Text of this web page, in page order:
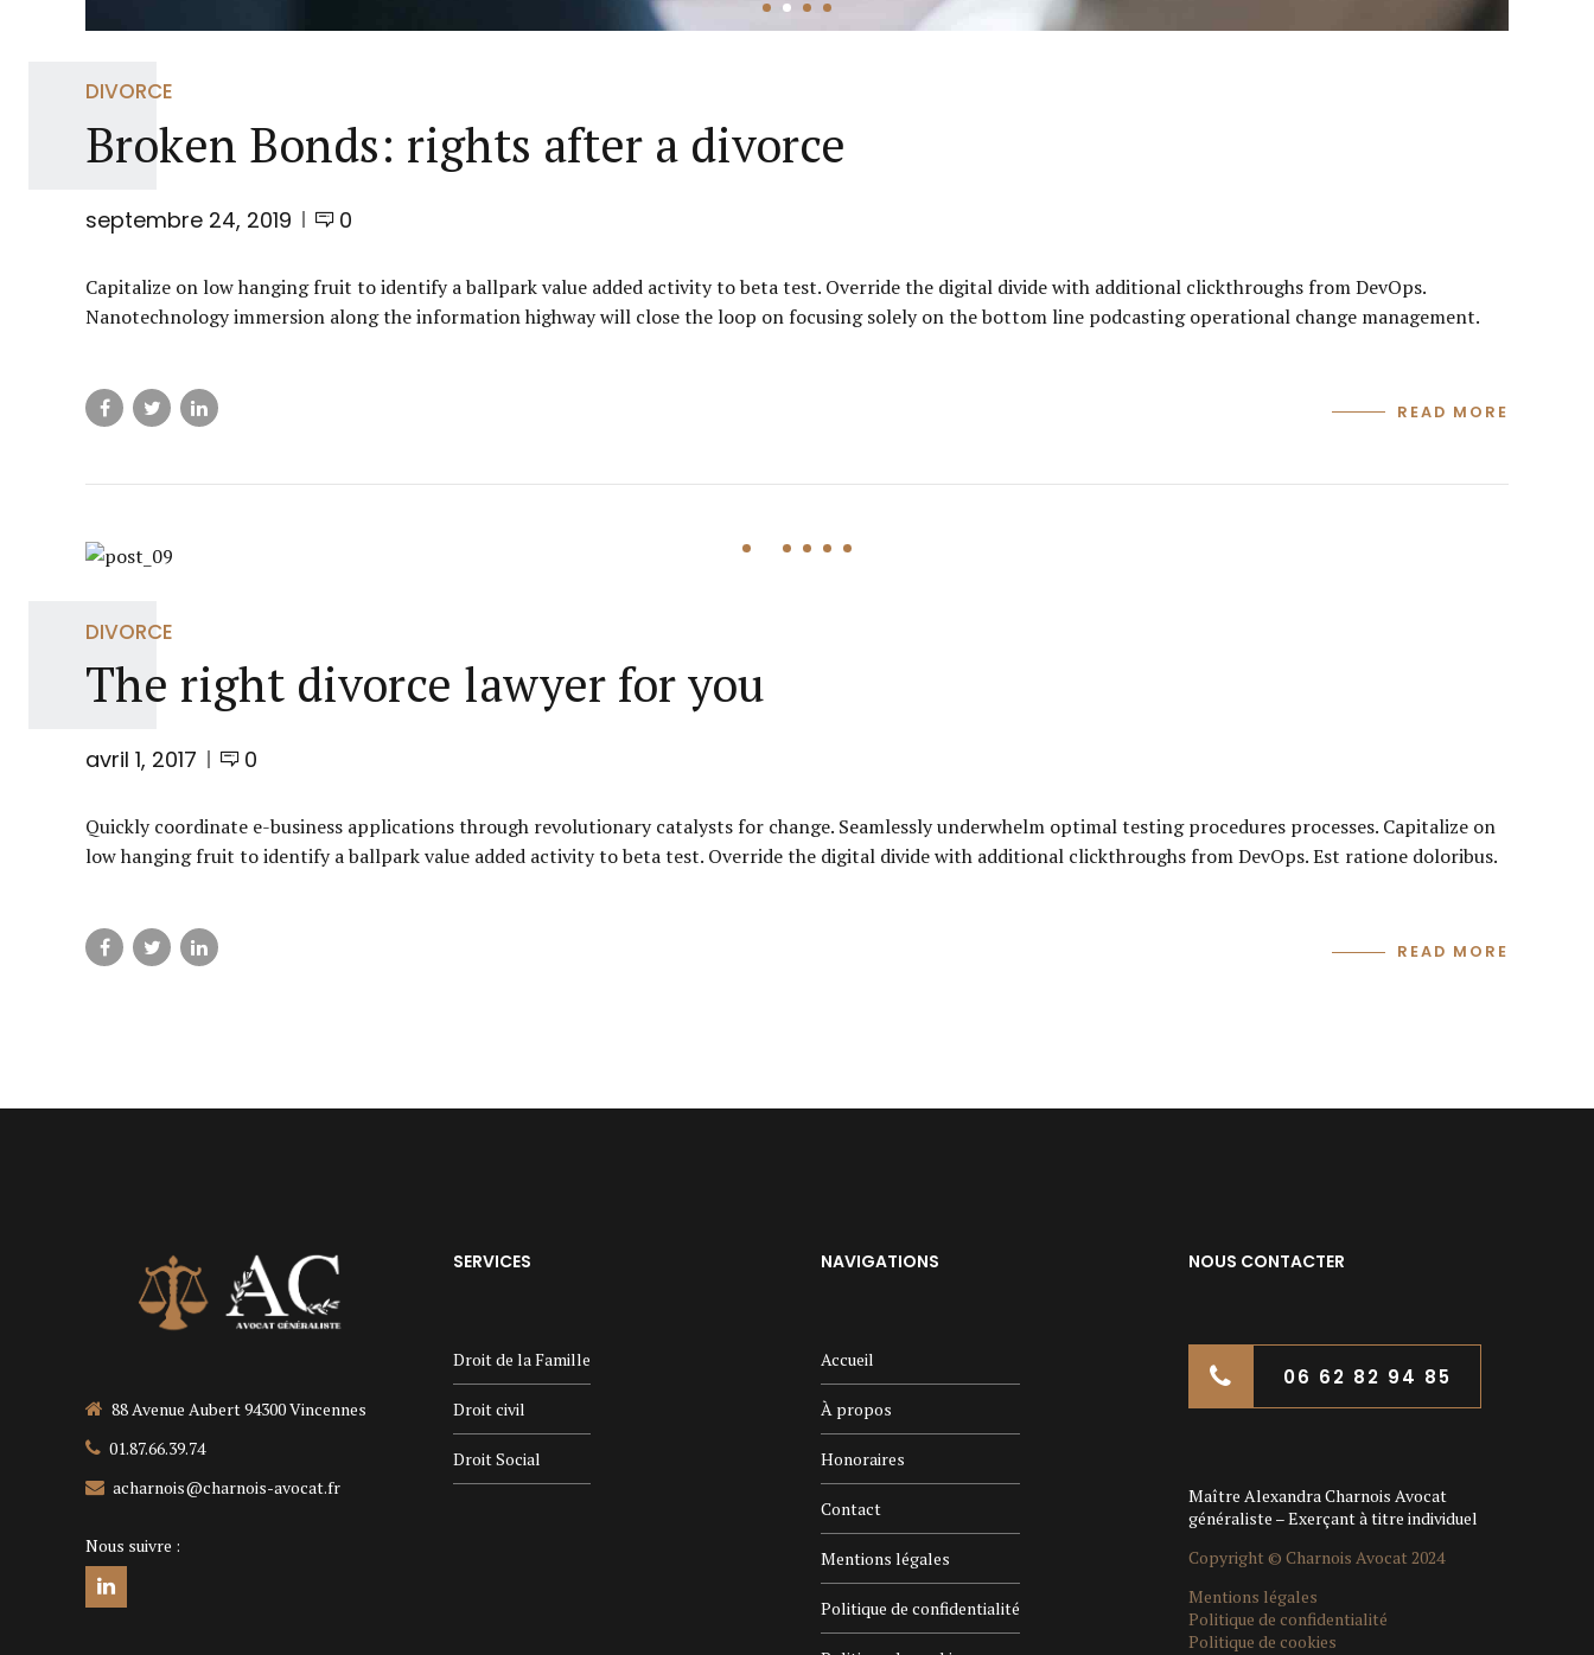
DIVORCE
Broken Bonds: rights after a divorce
septembre 24, 2019 0
Capitalize on low hanging fruit to identify a ballpark value added activity to beta test. Override the digital divide with additional clickthroughs from DevOps.
Nanotechnology immersion along the information highway will close the loop on focusing solely on the bottom line podcasting operational change management.
READ MORE
DIVORCE
The right divorce lawyer for you
avril 1, 2017 0
Quickly coordinate e-business applications through revolutionary catalysts for change. Seamlessly underwhelm optimal testing procedures processes. Capitalize on
low hanging fruit to identify a ballpark value added activity to beta test. Override the digital divide with additional clickthroughs from DevOps. Est ratione doloribus.
READ MORE
88 Avenue Aubert 94300 Vincennes
01.87.66.39.74
acharnois@charnois-avocat.fr
Nous suivre :
SERVICES
Droit de la Famille
Droit civil
Droit Social
NAVIGATIONS
Accueil
À propos
Honoraires
Contact
Mentions légales
Politique de confidentialité
NOUS CONTACTER
06 62 82 94 85
Maître Alexandra Charnois Avocat
généraliste – Exerçant à titre individuel
Copyright © Charnois Avocat 2024
Mentions légales
Politique de confidentialité
Politique de cookies